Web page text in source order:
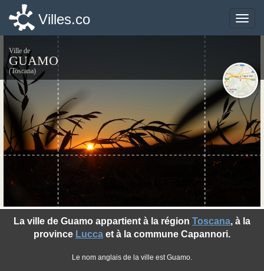
Toggle
Villes.co
Ville de
GUAMO
(Toscana)
La ville de Guamo appartient à la région Toscana, à la
province Lucca et à la commune Capannori.
Le nom anglais de la ville est Guamo.
Toggle
Villes.co